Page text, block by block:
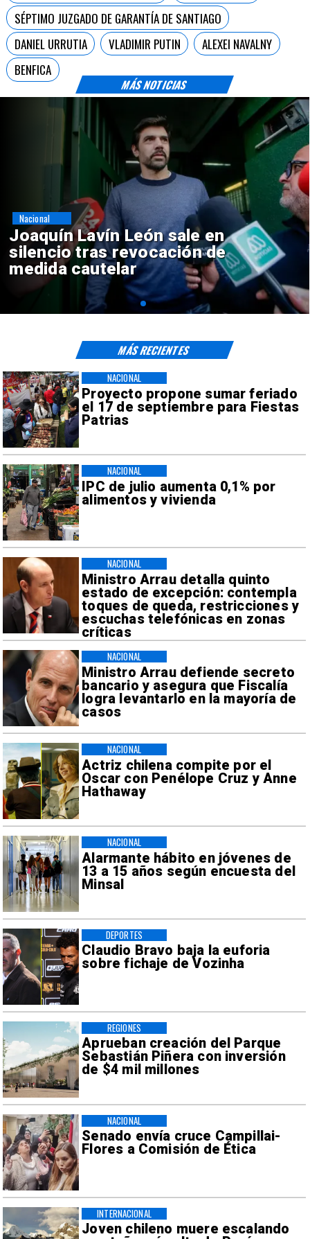
MÁS NOTICIAS
SÉPTIMO JUZGADO DE GARANTÍA DE SANTIAGO
DANIEL URRUTIA
VLADIMIR PUTIN
ALEXEI NAVALNY
BENFICA
Chile y Venezuela formalizan
reinicio de relaciones
consulares
Nacional
Proyecto propone sumar feriado
el 17 de septiembre para Fiestas
Patrias
NACIONAL
IPC de julio aumenta 0,1% por
alimentos y vivienda
NACIONAL
Ministro Arrau detalla quinto
estado de excepción: contempla
toques de queda, restricciones y
escuchas telefónicas en zonas
críticas
NACIONAL
Ministro Arrau defiende secreto
bancario y asegura que Fiscalía
logra levantarlo en la mayoría de
casos
NACIONAL
Actriz chilena compite por el
Oscar con Penélope Cruz y Anne
Hathaway
NACIONAL
Alarmante hábito en jóvenes de
13 a 15 años según encuesta del
Minsal
NACIONAL
Claudio Bravo baja la euforia
sobre fichaje de Vozinha
DEPORTES
Aprueban creación del Parque
Sebastián Piñera con inversión
de $4 mil millones
REGIONES
Senado envía cruce Campillai-
Flores a Comisión de Ética
NACIONAL
Joven chileno muere escalando
INTERNACIONAL
MÁS RECIENTES